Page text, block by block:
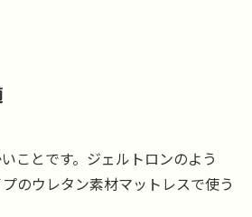
ことです。ジェルトロンのよう
のウレタン素材マットレスで使う